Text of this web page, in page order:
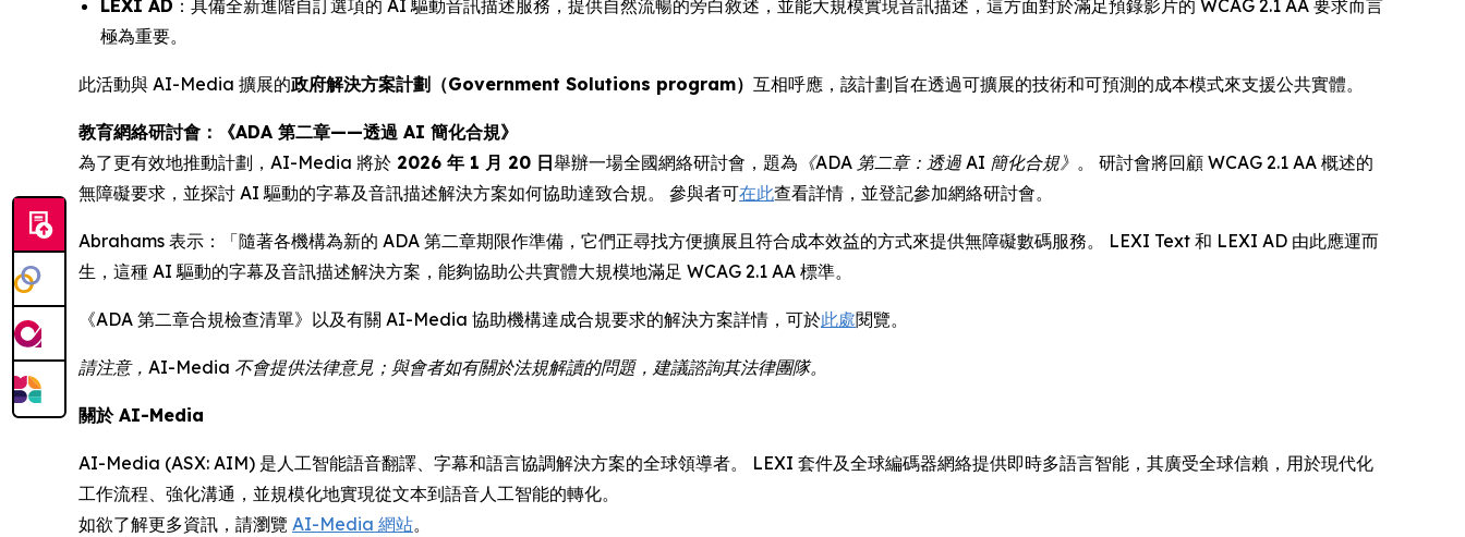
LEXI AD ：具備全新進階自訂選項的 AI 驅動音訊描述服務，提供自然流暢的旁白敘述，並能大規模實現音訊描述，這方面對於滿足預錄影片的 WCAG 2.1 AA 要求而言
極為重要。
此活動與 AI-Media 擴展的政府解決方案計劃（Government Solutions program） 互相呼應，該計劃旨在透過可擴展的技術和可預測的成本模式來支援公共實體。
教育網絡研討會：《ADA 第二章——透過 AI 簡化合規》
為了更有效地推動計劃，AI-Media 將於 2026 年 1 月 20 日舉辦一場全國網絡研討會，題為 《ADA 第二章：透過 AI 簡化合規》 。 研討會將回顧 WCAG 2.1 AA 概述的
無障礙要求，並探討 AI 驅動的字幕及音訊描述解決方案如何協助達致合規。 參與者可在此查看詳情，並登記參加網絡研討會。
Abrahams 表示：「隨著各機構為新的 ADA 第二章期限作準備，它們正尋找方便擴展且符合成本效益的方式來提供無障礙數碼服務。 LEXI Text 和 LEXI AD 由此應運而
生，這種 AI 驅動的字幕及音訊描述解決方案，能夠協助公共實體大規模地滿足 WCAG 2.1 AA 標準。
《ADA 第二章合規檢查清單》以及有關 AI-Media 協助機構達成合規要求的解決方案詳情，可於此處閱覽。
請注意，AI-Media 不會提供法律意見；與會者如有關於法規解讀的問題，建議諮詢其法律團隊。
關於 AI-Media
AI-Media (ASX: AIM) 是人工智能語音翻譯、字幕和語言協調解決方案的全球領導者。 LEXI 套件及全球編碼器網絡提供即時多語言智能，其廣受全球信賴，用於現代化
工作流程、強化溝通，並規模化地實現從文本到語音人工智能的轉化。
如欲了解更多資訊，請瀏覽 AI-Media 網站。